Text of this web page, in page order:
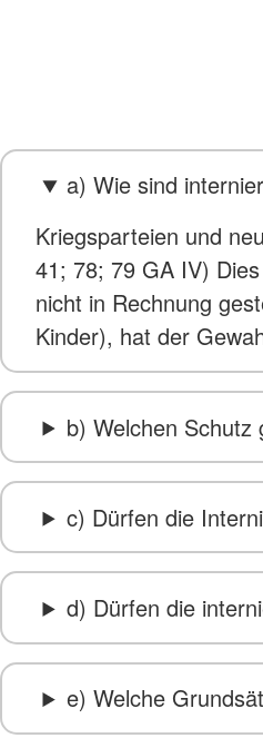
a) Wie sind
Kriegsparteien und
41; 78; 79 GA IV)
nicht in Rechnung
Kinder), hat der
b) Welchen
c) Dürfen die
d) Dürfen die
e) Welche